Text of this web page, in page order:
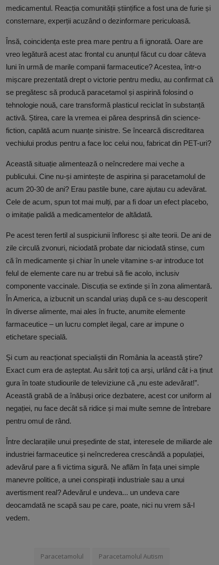
medicamentul. Reacția comunității științifice a fost una de furie și
consternare, experții acuzând o dezinformare periculoasă.
Însă, coincidența este prea mare pentru a fi ignorată. Oare are
vreo legătură acest atac frontal cu anunțul făcut cu doar câteva
luni în urmă de marile companii farmaceutice? Acestea, într-o
mișcare prezentată drept o victorie pentru mediu, au confirmat că
se pregătesc să producă paracetamol și aspirină folosind o
tehnologie nouă, care transformă plasticul reciclat în substanță
activă. Știrea, care la vremea ei părea desprinsă din science-
fiction, capătă acum nuanțe sinistre. Se încearcă discreditarea
vechiului produs pentru a face loc celui nou, fabricat din PET-uri?
Această situație alimentează o neîncredere mai veche a
publicului. Cine nu-și amintește de aspirina și paracetamolul de
acum 20-30 de ani? Erau pastile bune, care ajutau cu adevărat.
Cele de acum, spun tot mai mulți, par a fi doar un efect placebo,
o imitație palidă a medicamentelor de altădată.
Pe acest teren fertil al suspiciunii înfloresc și alte teorii. De ani de
zile circulă zvonuri, niciodată probate dar niciodată stinse, cum
că în medicamente și chiar în unele vitamine s-ar introduce tot
felul de elemente care nu ar trebui să fie acolo, inclusiv
componente vaccinale. Discuția se extinde și în zona alimentară.
În America, a izbucnit un scandal uriaș după ce s-au descoperit
în diverse alimente, mai ales în fructe, anumite elemente
farmaceutice – un lucru complet ilegal, care ar impune o
etichetare specială.
Și cum au reacționat specialiștii din România la această știre?
Exact cum era de așteptat. Au sărit toți ca arși, urlând cât i-a ținut
gura în toate studiourile de televiziune că „nu este adevărat!”.
Această grabă de a înăbuși orice dezbatere, acest cor uniform al
negației, nu face decât să ridice și mai multe semne de întrebare
pentru omul de rând.
Între declarațiile unui președinte de stat, interesele de miliarde ale
industriei farmaceutice și neîncrederea crescândă a populației,
adevărul pare a fi victima sigură. Ne aflăm în fața unei simple
manevre politice, a unei conspirații industriale sau a unui
avertisment real? Adevărul e undeva... un undeva care
deocamdată ne scapă sau pe care, poate, nici nu vrem să-l
vedem.
Paracetamolul Paracetamolul Autism